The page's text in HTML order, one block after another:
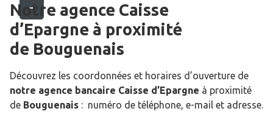
Notre agence Caisse
d’Epargne à proximité
de Bouguenais
Découvrez les coordonnées et horaires d’ouverture de
notre agence bancaire Caisse d’Epargne à proximité
de Bouguenais : numéro de téléphone, e-mail et adresse.